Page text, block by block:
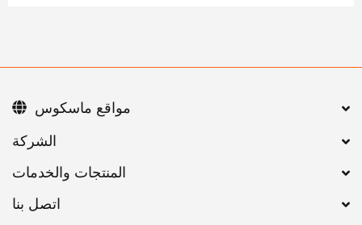
اتصل بنا
مواقع ماسكوس